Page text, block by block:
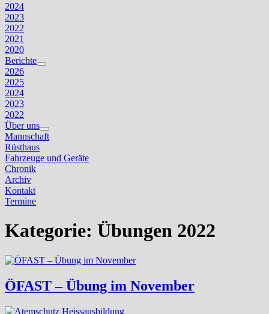
2024
2023
2022
2021
2020
Berichte
Untermenü
2026
2025
2024
2023
2022
Über uns
Untermenü
anzeigen
Mannschaft
Rüsthaus
Fahrzeuge und Geräte
Chronik
Archiv
Kontakt
Termine
Kategorie: Übungen 2022
ÖFAST – Übung im November